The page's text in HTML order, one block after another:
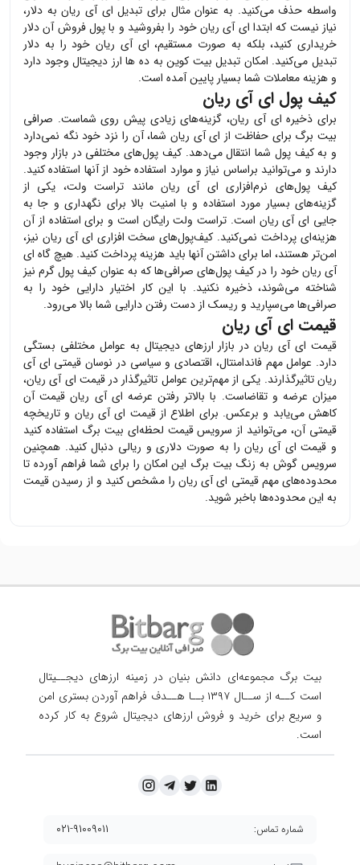
واسطه حذف می‌کنید. به عنوان مثال برای تبدیل ای آی ریانبه دلار،
نیاز نیست که ابتدا ای آی ریانخود را بفروشید و با پول فروش آن دلار
خریداری کنید، بلکه به صورت مستقیم، ای آی ریان خود را به دلار
تبدیل می‌کنید. امکان تبدیل بیت کوین به ده ها ارز دیجیتال وجود دارد
و هزینه معاملات شما بسیار پایین آمده است.
کیف پول ای آی ریان
برای ذخیره ای آی ریان، گزینه‌های زیادی پیش روی شماست. صرافی
بیت برگ برای حفاظت از ای آی ریان شما، آن را نزد خود نگه نمی‌دارد
و به کیف پول شما انتقال می‌دهد. کیف پول‌های مختلفی در بازار وجود
دارند و می‌توانید براساس نیاز و موارد استفاده خود از آنها استفاده کنید.
کیف پول‌های نرم‌افزاری ای آی ریان مانند تراست ولت، یکی از
گزینه‌های بسیار مورد استفاده و با امنیت بالا برای نگهداری و جا به
جایی ای آی ریان است. تراست ولت رایگان است و برای استفاده از آن
هزینه‌ای پرداخت نمی‌کنید. کیف‌پول‌های سخت افزاری ای آی ریان نیز،
امن‌تر هستند، اما برای داشتن آنها باید هزینه پرداخت کنید. هیچ گاه ای
آی ریانخود را در کیف پول‌های صرافی‌ها که به عنوان کیف پول گرم نیز
شناخته می‌شوند، ذخیره نکنید. با این کار اختیار دارایی خود را به
صرافی‌ها می‌سپارید و ریسک از دست رفتن دارایی شما بالا می‌رود.
قیمت ای آی ریان
قیمت ای آی ریاندر بازار ارزهای دیجیتال به عوامل مختلفی بستگی
دارد. عوامل مهم فاندامنتال، اقتصادی و سیاسی در نوسان قیمتی ای آی
ریانتاثیرگذارند. یکی از مهم‌ترین عوامل تاثیرگذار در قیمت ای آی ریان،
میزان عرضه و تقاضاست. با بالاتر رفتن عرضه ای آی ریانقیمت آن
کاهش می‌یابد و برعکس. برای اطلاع از قیمت ای آی ریان و تاریخچه
قیمتی آن، می‌توانید از سرویس قیمت لحظه‌ای بیت برگ استفاده کنید
و قیمت ای آی ریانرا به صورت دلاری و ریالی دنبال کنید. همچنین
سرویس گوش به زنگ بیت برگ این امکان را برای شما فراهم آورده تا
محدوده‌های مهم قیمتی ای آی ریان را مشخص کنید و از رسیدن قیمت
به این محدوده‌ها باخبر شوید.
بیت برگ مجموعه‌ای دانش بنیان در زمینه ارزهای دیجــیتال
است کــه از ســال ۱۳۹۷ بــا هــدف فراهم آوردن
بستری امن
و سریع برای خرید و فروش ارزهای دیجیتال شروع به کار کرده
است.
شماره تماس: ۰۲۱-۹۱۰۰۹۰۱۱